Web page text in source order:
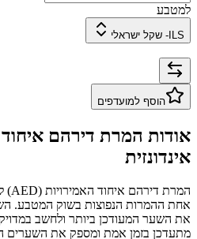
למטבע
ILS
- שקל ישראלי
הוסף למועדפים
אודות המרת דירהם
אינדונזית
המרת דירהם איחוד האמירויות (
AED
)
אחת ההמרות הנפוצות בשוק המטבע.
את השער המעודכן ביותר ולחשב
מתעדכן בזמן אמת ומספק את השערים